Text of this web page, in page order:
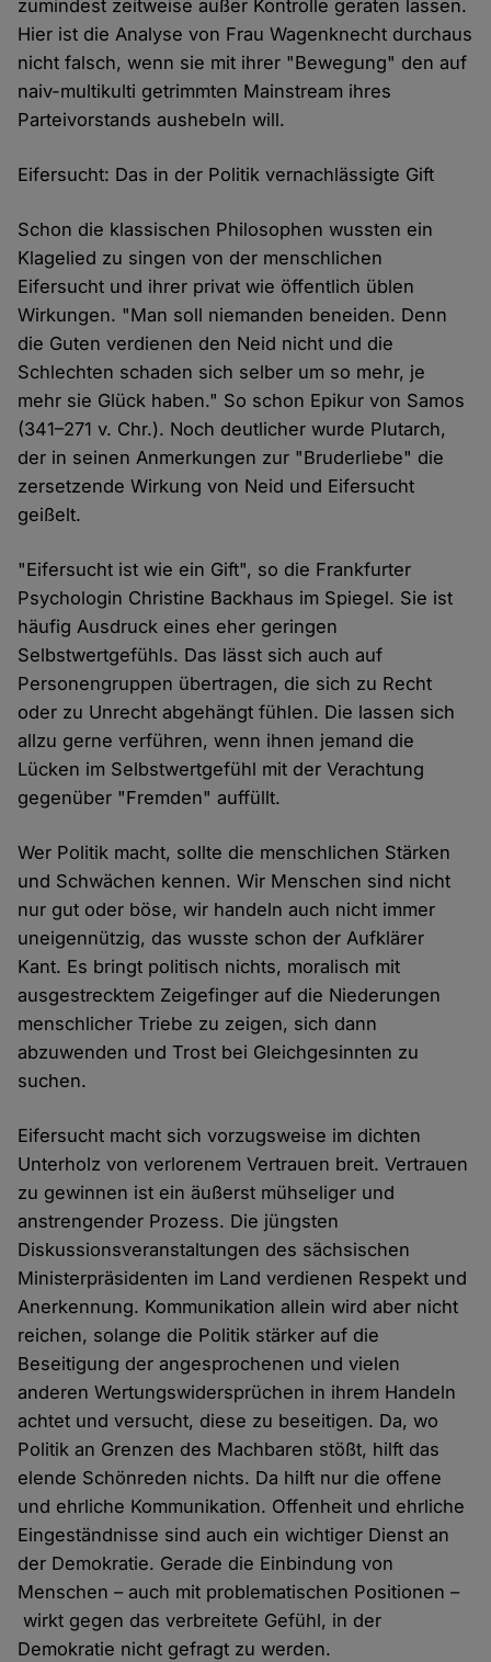
zumindest zeitweise außer Kontrolle geraten lassen.
Hier ist die Analyse von Frau Wagenknecht durchaus
nicht falsch, wenn sie mit ihrer "Bewegung" den auf
naiv-multikulti getrimmten Mainstream ihres
Parteivorstands aushebeln will.
Eifersucht: Das in der Politik vernachlässigte Gift
Schon die klassischen Philosophen wussten ein
Klagelied zu singen von der menschlichen
Eifersucht und ihrer privat wie öffentlich üblen
Wirkungen. "Man soll niemanden beneiden. Denn
die Guten verdienen den Neid nicht und die
Schlechten schaden sich selber um so mehr, je
mehr sie Glück haben." So schon Epikur von Samos
(341–271 v. Chr.). Noch deutlicher wurde Plutarch,
der in seinen Anmerkungen zur "Bruderliebe" die
zersetzende Wirkung von Neid und Eifersucht
geißelt.
"Eifersucht ist wie ein Gift", so die Frankfurter
Psychologin Christine Backhaus im Spiegel. Sie ist
häufig Ausdruck eines eher geringen
Selbstwertgefühls. Das lässt sich auch auf
Personengruppen übertragen, die sich zu Recht
oder zu Unrecht abgehängt fühlen. Die lassen sich
allzu gerne verführen, wenn ihnen jemand die
Lücken im Selbstwertgefühl mit der Verachtung
gegenüber "Fremden" auffüllt.
Wer Politik macht, sollte die menschlichen Stärken
und Schwächen kennen. Wir Menschen sind nicht
nur gut oder böse, wir handeln auch nicht immer
uneigennützig, das wusste schon der Aufklärer
Kant. Es bringt politisch nichts, moralisch mit
ausgestrecktem Zeigefinger auf die Niederungen
menschlicher Triebe zu zeigen, sich dann
abzuwenden und Trost bei Gleichgesinnten zu
suchen.
Eifersucht macht sich vorzugsweise im dichten
Unterholz von verlorenem Vertrauen breit. Vertrauen
zu gewinnen ist ein äußerst mühseliger und
anstrengender Prozess. Die jüngsten
Diskussionsveranstaltungen des sächsischen
Ministerpräsidenten im Land verdienen Respekt und
Anerkennung. Kommunikation allein wird aber nicht
reichen, solange die Politik stärker auf die
Beseitigung der angesprochenen und vielen
anderen Wertungswidersprüchen in ihrem Handeln
achtet und versucht, diese zu beseitigen. Da, wo
Politik an Grenzen des Machbaren stößt, hilft das
elende Schönreden nichts. Da hilft nur die offene
und ehrliche Kommunikation. Offenheit und ehrliche
Eingeständnisse sind auch ein wichtiger Dienst an
der Demokratie. Gerade die Einbindung von
Menschen – auch mit problematischen Positionen –
wirkt gegen das verbreitete Gefühl, in der
Demokratie nicht gefragt zu werden.